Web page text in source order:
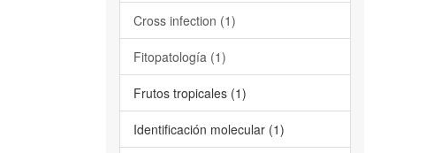
Cross infection (1)
Fitopatología (1)
Frutos tropicales (1)
Identificación molecular (1)